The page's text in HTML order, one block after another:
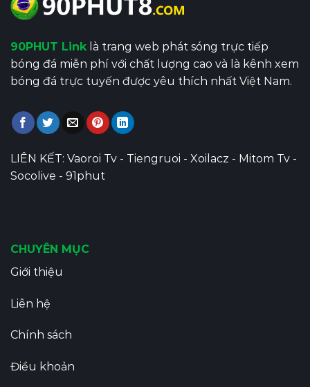
90PHUT Link là trang web phát sóng trực tiếp
bóng đá miễn phí với chất lượng cao và là kênh xem
bóng đá trực tuyến được yêu thích nhất Việt Nam.
LIÊN KẾT: Vaoroi Tv - Tiengruoi - Xoilacz - Mitom Tv -
Socolive - 91phut
CHUYÊN MỤC
Giới thiệu
Liên hệ
Chính sách
Điều khoản